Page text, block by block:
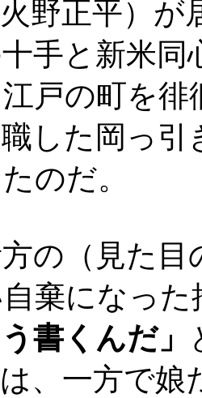
野正平）
手と新米
戸の町を
した岡っ
のだ。
の（見た
棄になった
書くんだ」
は、一方で